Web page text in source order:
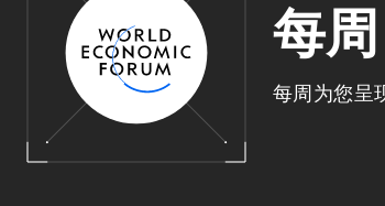
每周
每周为您呈